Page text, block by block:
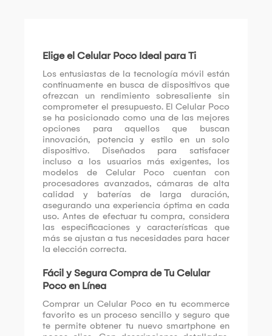
Elige el Celular Poco Ideal para Ti
Los entusiastas de la tecnología móvil están
continuamente en busca de dispositivos que
ofrezcan un rendimiento sobresaliente sin
comprometer el presupuesto. El Celular Poco
se ha posicionado como una de las mejores
opciones para aquellos que buscan
innovación, potencia y estilo en un solo
dispositivo. Diseñados para satisfacer
incluso a los usuarios más exigentes, los
modelos de Celular Poco cuentan con
procesadores avanzados, cámaras de alta
calidad y baterías de larga duración,
asegurando una experiencia óptima en cada
uso. Antes de efectuar tu compra, considera
las especificaciones y características que
más se ajustan a tus necesidades para hacer
la elección correcta.
Fácil y Segura Compra de Tu Celular
Poco en Línea
Comprar un Celular Poco en tu ecommerce
favorito es un proceso sencillo y seguro que
te permite obtener tu nuevo smartphone en